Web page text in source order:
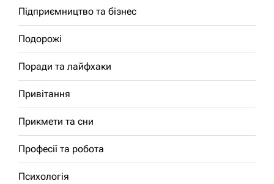
Підприємництво та бізнес
Подорожі
Поради та лайфхаки
Привітання
Прикмети та сни
Професії та робота
Психологія